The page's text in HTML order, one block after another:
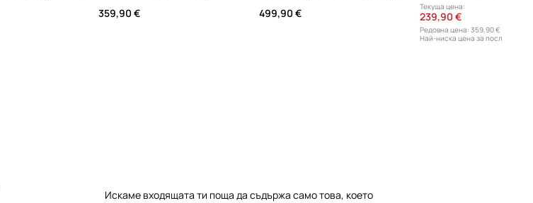
359,90 € 499,90 € Текуща цена:
239,90 €
Редовна цена: 359,90 €
Най-ниска цена за последните
Искаме входящата ти поща да съдържа само това, което